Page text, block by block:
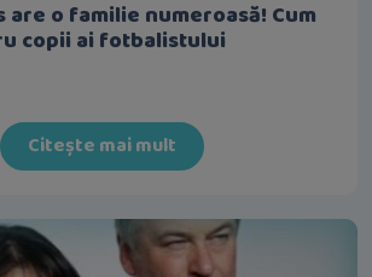
are o familie numeroasă! Cum
copii ai fotbalistului
Citește mai mult